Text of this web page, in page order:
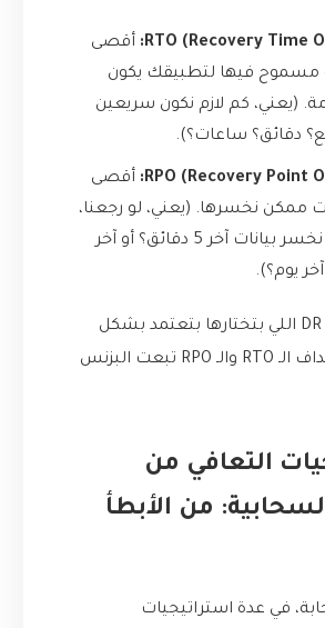
RTO (Recovery Time
أقصى
مسموح فيها لتطبيقك يكون
(يعني، كم لازم نكون سريعين
دقائق؟ ساعات؟).
RPO (Recovery Point
أقصى
ممكن نخسرها. (يعني، لو رجعنا،
هل بنقبل نخسر بيانات آخر 5 دقائق؟ أو آخر
يوم؟).
استراتيجية الـ DR اللي بتختارها بتعتمد بشكل
مباشر على أهداف الـ RTO والـ RPO تبعت البزنس
التعافي من
من الأبطأ
في عدة استراتيجيات